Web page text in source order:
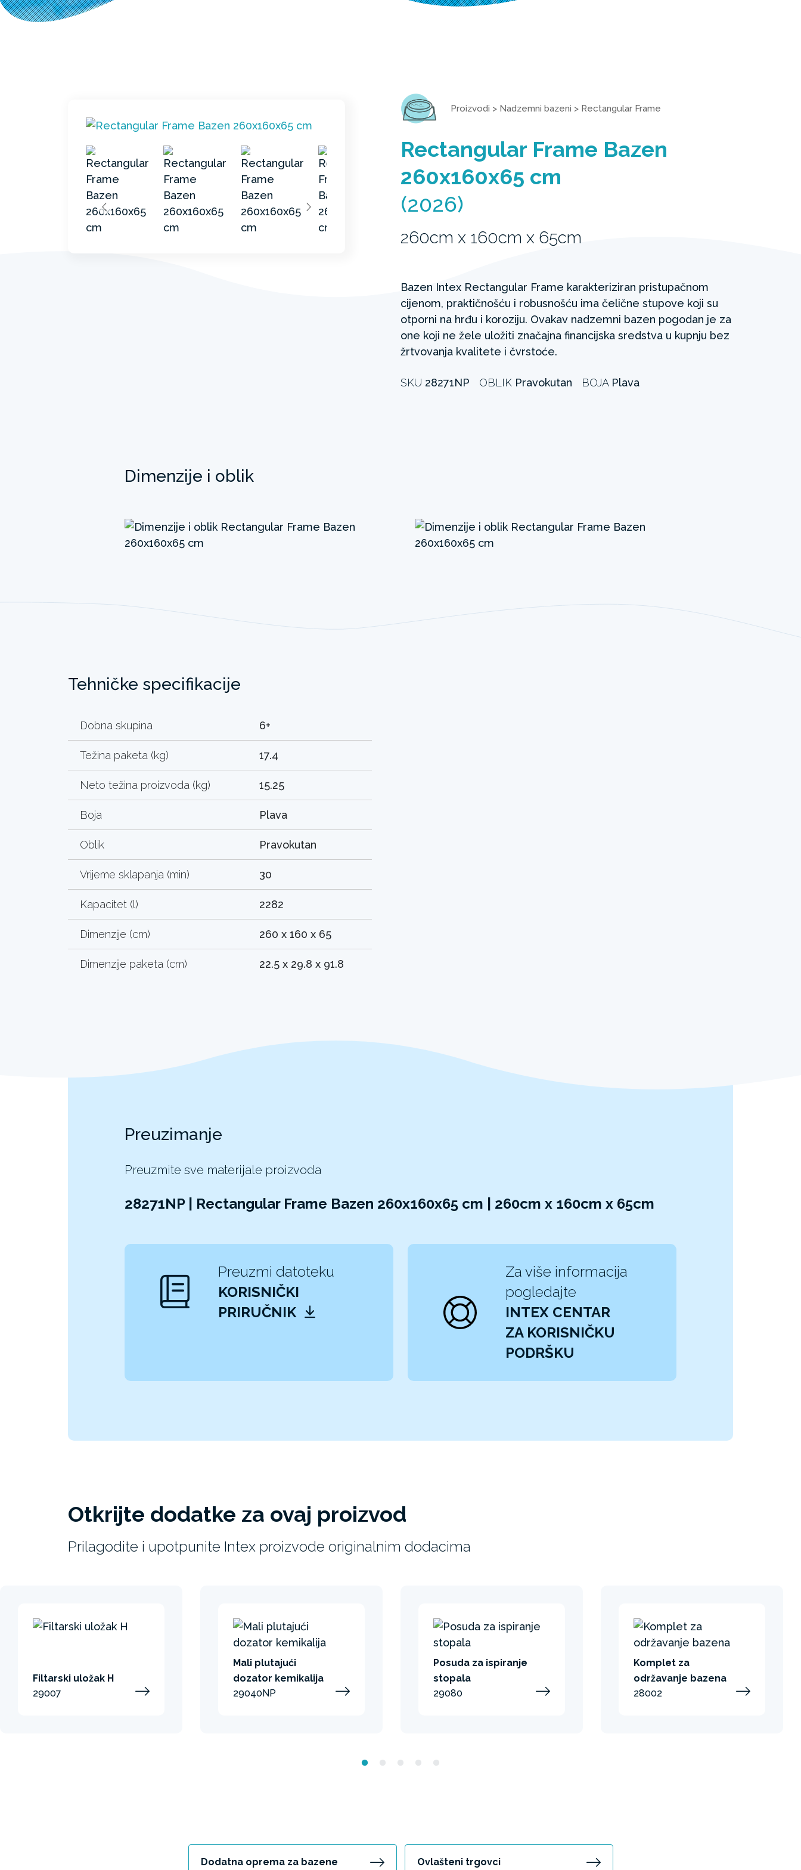
Proizvodi > Nadzemni bazeni > Rectangular Frame
Rectangular Frame Bazen
260x160x65 cm
(2026)
260cm x 160cm x 65cm
Bazen Intex Rectangular Frame karakteriziran pristupačnom
cijenom, praktičnošću i robusnošću ima čelične stupove koji su
otporni na hrđu i koroziju. Ovakav nadzemni bazen pogodan je za
one koji ne žele uložiti značajna financijska sredstva u kupnju bez
žrtvovanja kvalitete i čvrstoće.
SKU 28271NP OBLIK Pravokutan BOJA Plava
Dimenzije i oblik
Tehničke specifikacije
Dobna skupina 6+
Težina paketa (kg) 17.4
Neto težina proizvoda (kg) 15.25
Boja Plava
Oblik Pravokutan
Vrijeme sklapanja (min) 30
Kapacitet (l) 2282
Dimenzije (cm) 260 x 160 x 65
Dimenzije paketa (cm) 22.5 x 29.8 x 91.8
Preuzimanje
Preuzmite sve materijale proizvoda
28271NP | Rectangular Frame Bazen 260x160x65 cm | 260cm x 160cm x 65cm
Preuzmi datoteku
KORISNIČKI
PRIRUČNIK
Za više informacija
pogledajte
INTEX CENTAR
ZA KORISNIČKU
PODRŠKU
Otkrijte dodatke za ovaj proizvod
Prilagodite i upotpunite Intex proizvode originalnim dodacima
Filtarski uložak H
29007
Mali plutajući
dozator kemikalija
29040NP
Posuda za ispiranje
stopala
29080
Komplet za
održavanje bazena
28002
Dodatna oprema za bazene Ovlašteni trgovci